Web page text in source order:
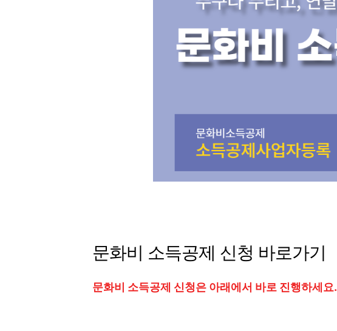
문화비 소득공제 신청 바로가기
문화비 소득공제 신청은 아래에서 바로 진행하세요.